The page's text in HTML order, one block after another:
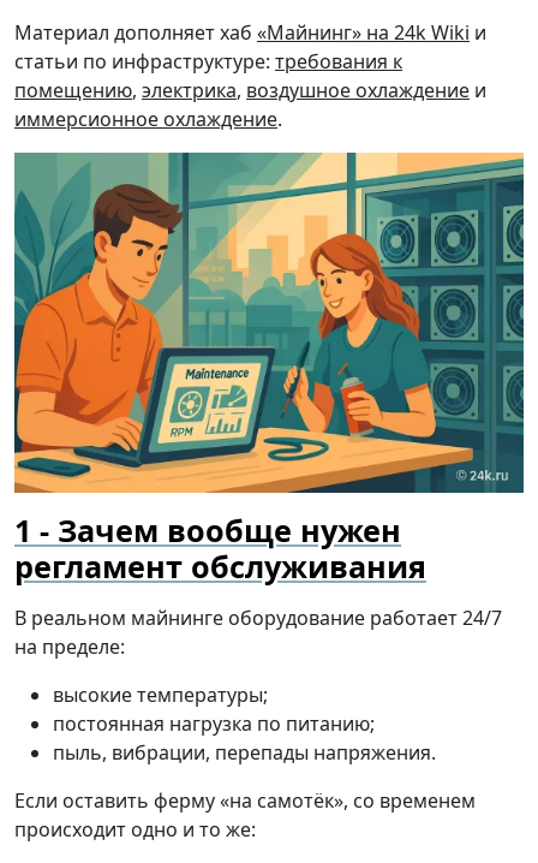
Материал дополняет хаб «Майнинг» на 24k Wiki и
статьи по инфраструктуре: требования к
помещению, электрика, воздушное охлаждение и
иммерсионное охлаждение.
Зачем вообще нужен
регламент обслуживания
В реальном майнинге оборудование работает 24/7
на пределе:
высокие температуры;
постоянная нагрузка по питанию;
пыль, вибрации, перепады напряжения.
Если оставить ферму «на самотёк», со временем
происходит одно и то же: